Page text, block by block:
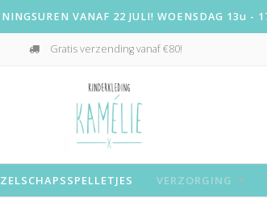
VANAF 22 JULI! WOENSDAG 13u
Gratis verzending vanaf €80!
VERZORGING